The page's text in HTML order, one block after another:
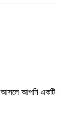
আপনি একটি